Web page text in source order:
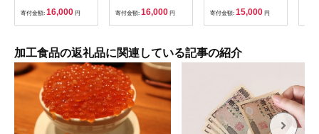
寄付金額: 16,000 円
ークハムか生ハムのい
ずれか ソーセージか
ベーコンのいずれか
ス もも肉 使用 高たん
ぱく 低脂肪 山恵 鹿肉
ジビエ
寄付金額: 16,000 円 寄付金額: 15,000 円
加工食品の返礼品に関連している記事の紹介